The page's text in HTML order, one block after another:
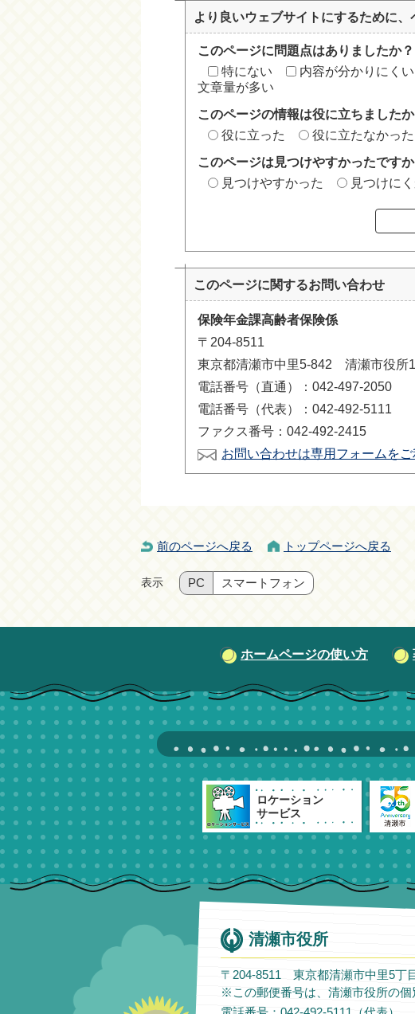
より良いウェブサイトにするために、
このページに問題点はありましたか？
特にない
内容が分かりにくい
文章量が多い
このページの情報は役に立ちましたか
役に立った
役に立たなかった
このページは見つけやすかったですか
見つけやすかった
見つけに
このページに関するお問い合わせ
保険年金課高齢者保険係
〒204-8511
東京都清瀬市中里5-842 清瀬市役所
電話番号（直通）：042-497-2050
電話番号（代表）：042-492-5111
ファクス番号：042-492-2415
お問い合わせは専用フォームをご
前のページへ戻る トップページへ戻る
表示 PC スマートフォン
ホームページの使い方
ロケーション
サービス
清瀬市役所
〒204-8511 東京都清瀬市中里5丁
※この郵便番号は、清瀬市役所の個